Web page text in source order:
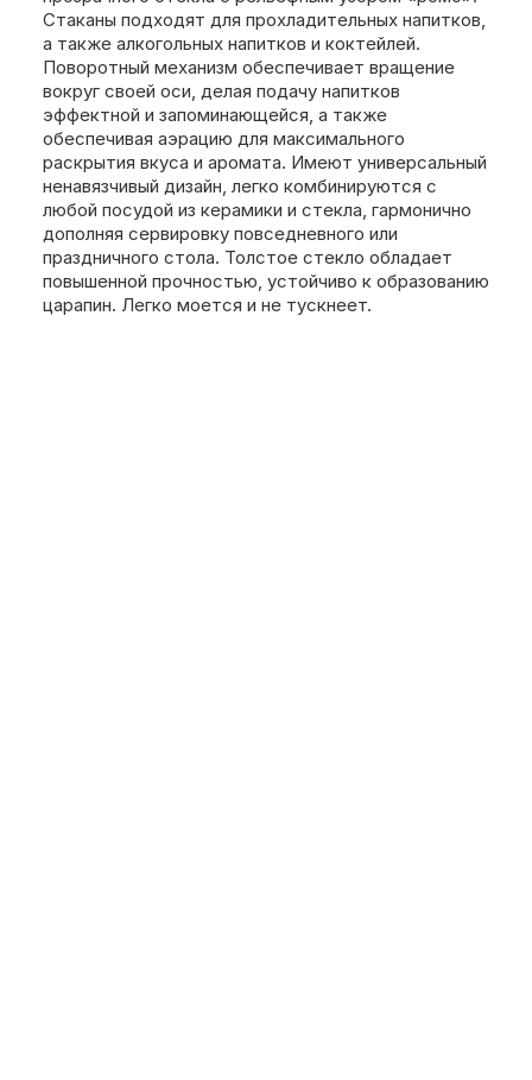
Стаканы подходят для прохладительных напитков,
а также алкогольных напитков и коктейлей.
Поворотный механизм обеспечивает вращение
вокруг своей оси, делая подачу напитков
эффектной и запоминающейся, а также
обеспечивая аэрацию для максимального
раскрытия вкуса и аромата. Имеют универсальный
ненавязчивый дизайн, легко комбинируются с
любой посудой из керамики и стекла, гармонично
дополняя сервировку повседневного или
праздничного стола. Толстое стекло обладает
повышенной прочностью, устойчиво к образованию
царапин. Легко моется и не тускнеет.